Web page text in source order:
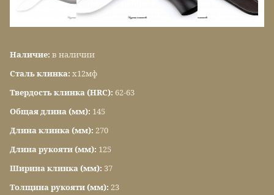
Наличие: в наличии
Сталь клинка: х12мф
Твердость клинка (HRC): 62-63
Общая длина (мм): 145
Длина клинка (мм): 270
Длина рукояти (мм): 125
Ширина клинка (мм): 37
Толщина рукояти (мм): 23